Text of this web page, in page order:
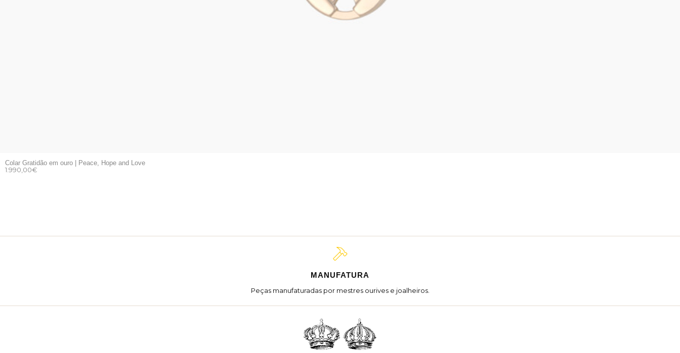
Colar Gratidão em ouro | Peace, Hope and Love
1.990,00€
MANUFATURA
Peças manufaturadas por mestres ourives e joalheiros.